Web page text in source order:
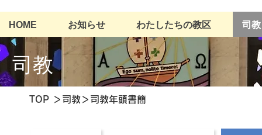
HOME お知らせ わたしたちの教区 司教
司教
​TOP ＞ 司教＞司教年頭書簡